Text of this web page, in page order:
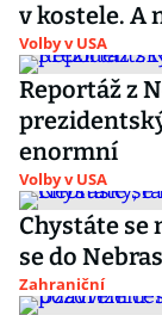
v kostele. A
Volby v USA
Reportáž z
enormní
Volby v USA
Chystáte se
se do
Zahraniční